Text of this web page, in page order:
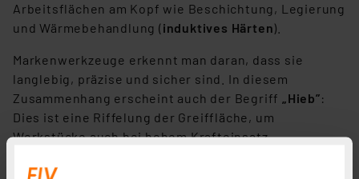
Arbeitsflächen am Kopf wie Beschichtung, Legierung
und Wärmebehandlung ( induktives Härten).
Markenwerkzeuge erkennt man daran, dass sie
langlebig, präzise und sicher sind. In diesem
Zusammenhang erscheint auch der Begriff „Hieb”:
Dies ist eine Riffelung der Greiffläche, um
Werkstücke auch bei hohem Krafteinsatz